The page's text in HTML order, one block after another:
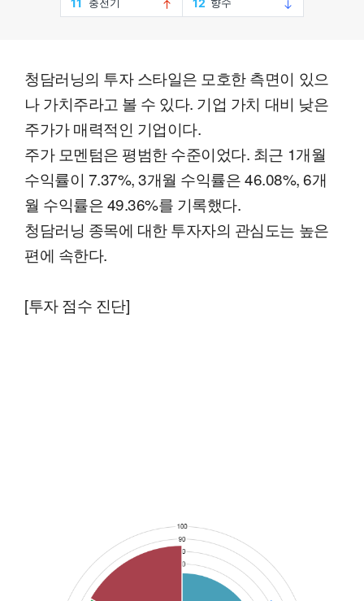
청담러닝의 투자 스타일은 모호한 측면이 있으
나 가치주라고 볼 수 있다. 기업 가치 대비 낮은
주가가 매력적인 기업이다.
주가 모멘텀은 평범한 수준이었다. 최근 1개월
수익률이 7.37%, 3개월 수익률은 46.08%, 6개
월 수익률은 49.36%를 기록했다.
청담러닝 종목에 대한 투자자의 관심도는 높은
편에 속한다.
[투자 점수 진단]